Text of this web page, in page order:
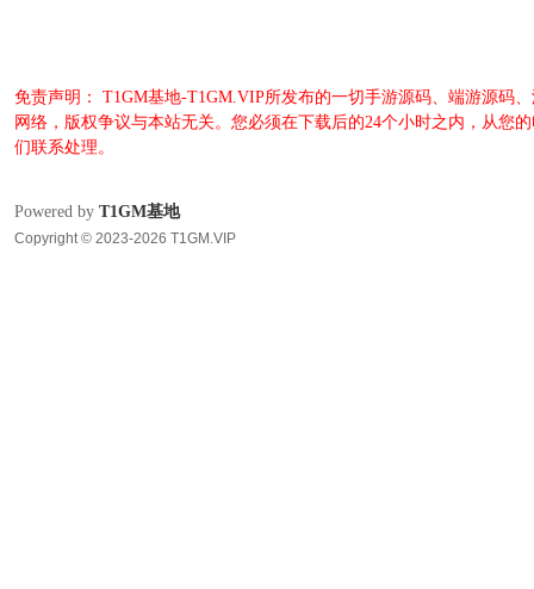
免责声明： T1GM基地-T1GM.VIP所发布的一切手游源码、端游源码
网络，版权争议与本站无关。您必须在下载后的24个小时之内，从您
们联系处理。
Powered by T1GM基地
Copyright © 2023-2026 T1GM.VIP